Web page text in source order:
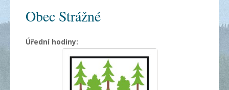
Obec Strážné
Úřední hodiny: